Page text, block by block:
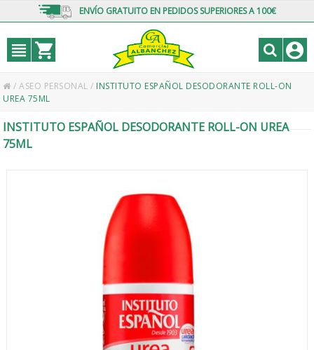
ENVÍO GRATUITO EN PEDIDOS SUPERIORES A 100€
/ASEO PERSONAL/ INSTITUTO ESPAÑOL DESODORANTE ROLL-ON
UREA 75ML
INSTITUTO ESPAÑOL DESODORANTE ROLL-ON UREA
75ML